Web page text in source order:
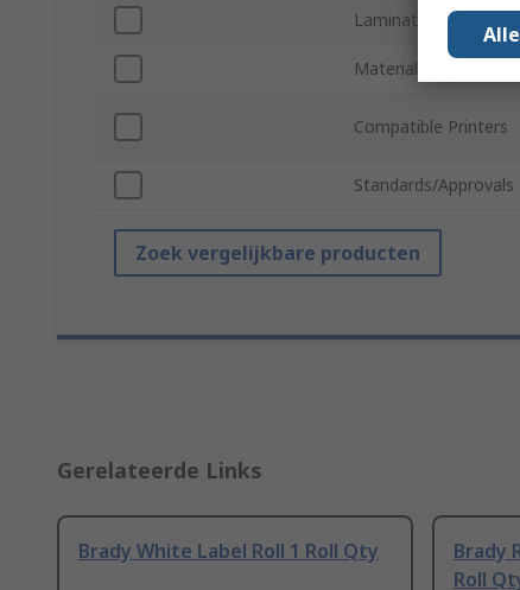
Laminated
Material
Compatible Printers
Standards/Approvals
Zoek vergelijkbare producten
Gerelateerde Links
Brady White Label Roll 1 Roll Qty
Brady
Roll